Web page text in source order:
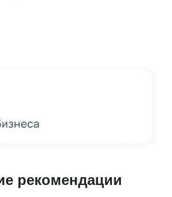
рекомендации